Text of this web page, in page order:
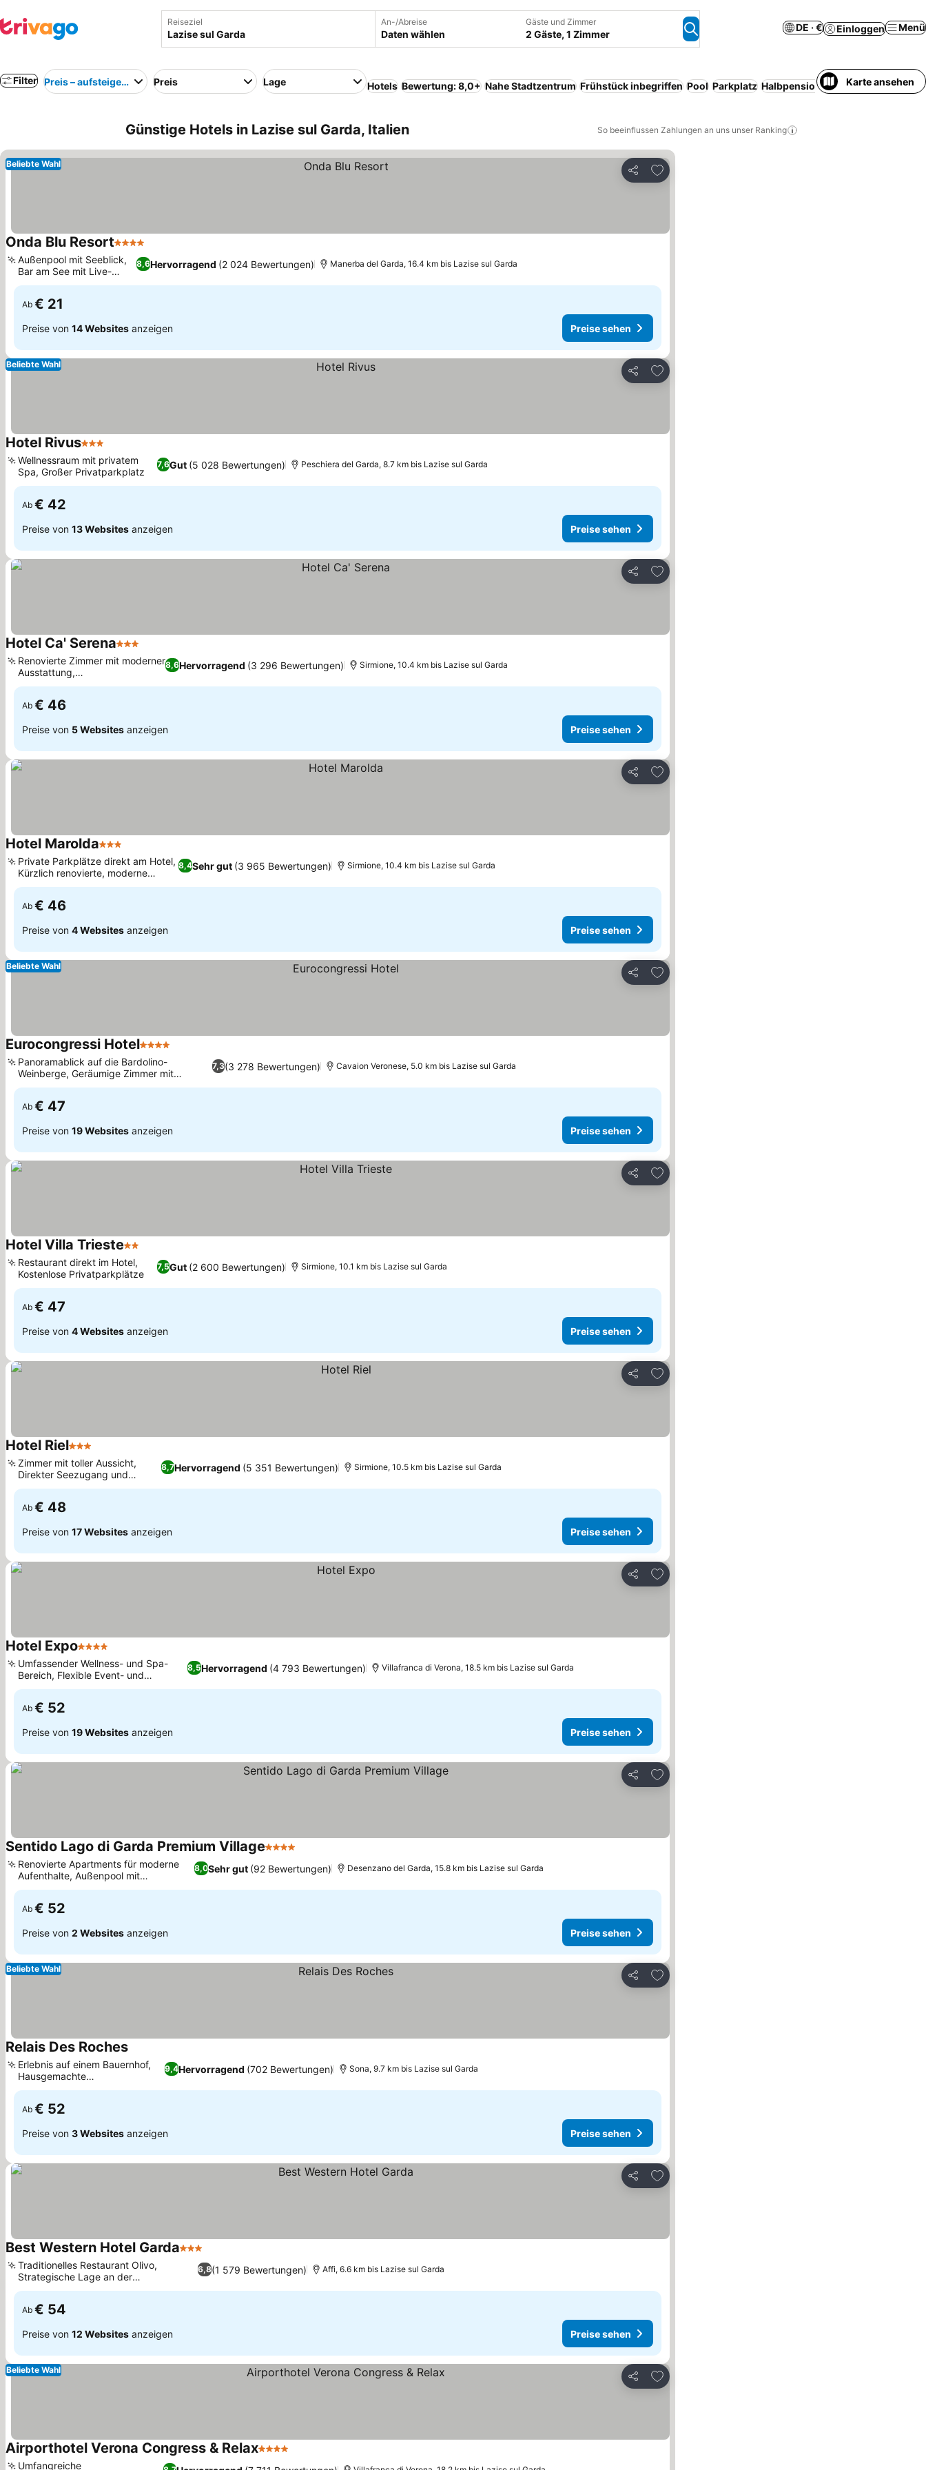
Reiseziel An-/Abreise
Daten wählen
Gäste und Zimmer
2 Gäste, 1 Zimmer
DE · € Einloggen Menü
Filter Preis – aufsteigend Preis Lage Hotels Bewertung: 8,0+ Nahe Stadtzentrum Frühstück inbegriffen Pool Parkplatz Halbpension Strand Haustiere
Karte ansehen
Günstige Hotels in Lazise sul Garda, Italien So beeinflussen Zahlungen an uns unser Ranking
Teilen
Zu Favoriten hinzufügen
Beliebte Wahl
Onda Blu Resort4 Sterne
8,6Hervorragend (2 024 Bewertungen)
Außenpool mit Seeblick,
Bar am See mit Live-
Musik
Manerba del Garda, 16.4 km bis Lazise sul Garda
Ab € 21
Preise von 14 Websites anzeigen Preise sehen
Teilen
Zu Favoriten hinzufügen
Beliebte Wahl
Hotel Rivus3 Sterne
7,6Gut (5 028 Bewertungen)
Wellnessraum mit privatem
Spa, Großer Privatparkplatz
Peschiera del Garda, 8.7 km bis Lazise sul Garda
Ab € 42
Preise von 13 Websites anzeigen Preise sehen
Teilen
Zu Favoriten hinzufügen
Hotel Ca' Serena3 Sterne
8,6Hervorragend (3 296 Bewertungen)
Renovierte Zimmer mit moderner
Ausstattung,
Wassersportaktivitäten
Sirmione, 10.4 km bis Lazise sul Garda
Ab € 46
Preise von 5 Websites anzeigen Preise sehen
Teilen
Zu Favoriten hinzufügen
Hotel Marolda3 Sterne
8,4Sehr gut (3 965 Bewertungen)
Private Parkplätze direkt am Hotel,
Kürzlich renovierte, moderne
Zimmer
Sirmione, 10.4 km bis Lazise sul Garda
Ab € 46
Preise von 4 Websites anzeigen Preise sehen
Teilen
Zu Favoriten hinzufügen
Beliebte Wahl
Eurocongressi Hotel4 Sterne
7,3(3 278 Bewertungen)
Panoramablick auf die Bardolino-
Weinberge, Geräumige Zimmer mit
eigenem Balkon
Cavaion Veronese, 5.0 km bis Lazise sul Garda
Ab € 47
Preise von 19 Websites anzeigen Preise sehen
Teilen
Zu Favoriten hinzufügen
Hotel Villa Trieste2 Sterne
7,5Gut (2 600 Bewertungen)
Restaurant direkt im Hotel,
Kostenlose Privatparkplätze
Sirmione, 10.1 km bis Lazise sul Garda
Ab € 47
Preise von 4 Websites anzeigen Preise sehen
Teilen
Zu Favoriten hinzufügen
Hotel Riel3 Sterne
8,7Hervorragend (5 351 Bewertungen)
Zimmer mit toller Aussicht,
Direkter Seezugang und
privater Hafen
Sirmione, 10.5 km bis Lazise sul Garda
Ab € 48
Preise von 17 Websites anzeigen Preise sehen
Teilen
Zu Favoriten hinzufügen
Hotel Expo4 Sterne
8,5Hervorragend (4 793 Bewertungen)
Umfassender Wellness- und Spa-
Bereich, Flexible Event- und
Konferenzeinrichtungen
Villafranca di Verona, 18.5 km bis Lazise sul Garda
Ab € 52
Preise von 19 Websites anzeigen Preise sehen
Teilen
Zu Favoriten hinzufügen
Sentido Lago di Garda Premium Village4 Sterne
8,0Sehr gut (92 Bewertungen)
Renovierte Apartments für moderne
Aufenthalte, Außenpool mit
Sonnenterrasse
Desenzano del Garda, 15.8 km bis Lazise sul Garda
Ab € 52
Preise von 2 Websites anzeigen Preise sehen
Teilen
Zu Favoriten hinzufügen
Beliebte Wahl
Relais Des Roches
9,4Hervorragend (702 Bewertungen)
Erlebnis auf einem Bauernhof,
Hausgemachte
Frühstücksleckereien
Sona, 9.7 km bis Lazise sul Garda
Ab € 52
Preise von 3 Websites anzeigen Preise sehen
Teilen
Zu Favoriten hinzufügen
Best Western Hotel Garda3 Sterne
6,8(1 579 Bewertungen)
Traditionelles Restaurant Olivo,
Strategische Lage an der
Autobahnausfahrt
Affi, 6.6 km bis Lazise sul Garda
Ab € 54
Preise von 12 Websites anzeigen Preise sehen
Teilen
Zu Favoriten hinzufügen
Beliebte Wahl
Airporthotel Verona Congress & Relax4 Sterne
Umfangreiche